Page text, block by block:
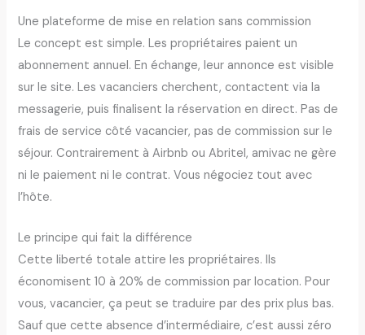
Une plateforme de mise en relation sans commission
Le concept est simple. Les propriétaires paient un
abonnement annuel. En échange, leur annonce est visible
sur le site. Les vacanciers cherchent, contactent via la
messagerie, puis finalisent la réservation en direct. Pas de
frais de service côté vacancier, pas de commission sur le
séjour. Contrairement à Airbnb ou Abritel, amivac ne gère
ni le paiement ni le contrat. Vous négociez tout avec
l’hôte.
Le principe qui fait la différence
Cette liberté totale attire les propriétaires. Ils
économisent 10 à 20% de commission par location. Pour
vous, vacancier, ça peut se traduire par des prix plus bas.
Sauf que cette absence d’intermédiaire, c’est aussi zéro